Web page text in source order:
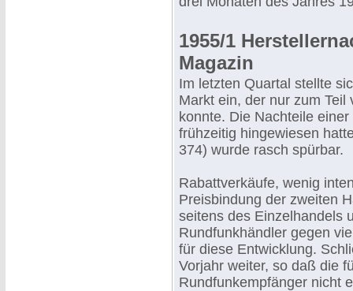
1955/1
Magazin
Im letzten Quartal stellte
Markt ein, der nur zum
konnte. Die Nachteile
frühzeitig hingewiesen
374) wurde rasch spürbar.
Rabattverkäufe, wenig
Preisbindung der zweiten
seitens des Einzelhandels
Rundfunkhändler gegen
für diese Entwicklung.
Vorjahr weiter, so daß die
Rundfunkempfänger nicht